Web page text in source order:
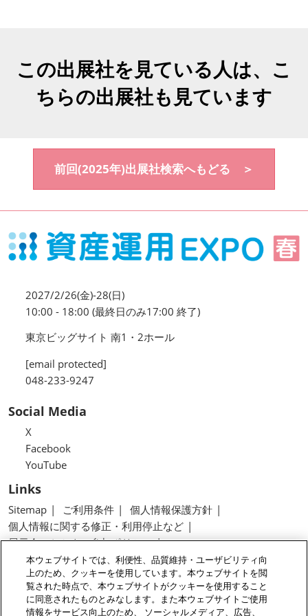
この出展社を見ている人は、こ
ちらの出展社も見ています
前回(2025年)出展社検索へもどる ＞
2027/2/26(金)-28(日)
10:00 - 18:00 (最終日のみ17:00 終了)
東京ビッグサイト 南1・2ホール
[email protected]
048-233-9247
Social Media
X
Facebook
YouTube
Links
Sitemap ご利用条件
個人情報保護方針
個人情報に関する修正・利用停止など
展示会・セミナー参加ポリシー
特定商取引法に基づく表示
カスタマーハラスメントに対する基本方針
クッキーポリシー
クッキーの設定
本ウェブサイトでは、利便性、品質維持・ユーザビリティ向
上のため、クッキーを使用しています。本ウェブサイトを閲
覧された時点で、本ウェブサイトがクッキーを使用すること
に同意されたものとみなします。また本ウェブサイトご使用
情報をサービス向上のため、 ソーシャルメディア、広告、